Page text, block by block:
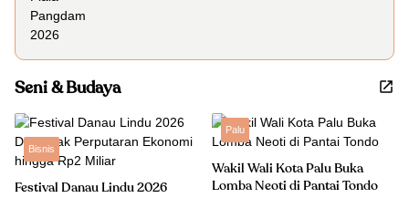
Seni & Budaya
Bisnis
Festival Danau Lindu 2026
Palu
Wakil Wali Kota Palu Buka
Lomba Neoti di Pantai Tondo